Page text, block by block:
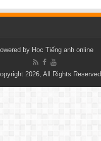
by Học Tiếng anh online
2026, All Rights Reserved